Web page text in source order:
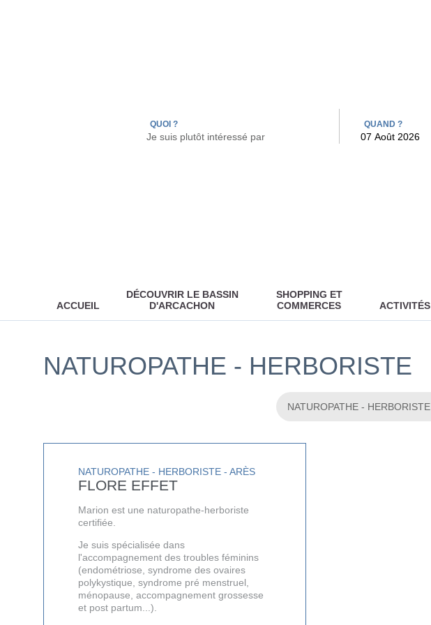
QUOI ? QUAND ?
ACCUEIL
DÉCOUVRIR LE BASSIN
D'ARCACHON
SHOPPING ET
COMMERCES
ACTIVITÉS
NATUROPATHE - HERBORISTE
NATUROPATHE - HERBORISTE - ARÈS
FLORE EFFET
Marion est une naturopathe-herboriste
certifiée.
Je suis spécialisée dans
l'accompagnement des troubles féminins
(endométriose, syndrome des ovaires
polykystique, syndrome pré menstruel,
ménopause, accompagnement grossesse
et post partum...).